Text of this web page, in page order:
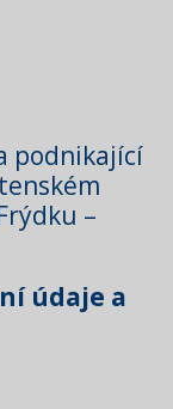
podnikající
–
údaje a